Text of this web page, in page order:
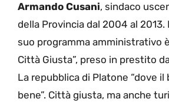
Armando Cusani, sindaco
della Provincia dal 2004 al 2013.
suo programma amministrativo
Città Giusta”, preso in prestito
La repubblica di Platone “dove il
bene”. Città giusta, ma anche